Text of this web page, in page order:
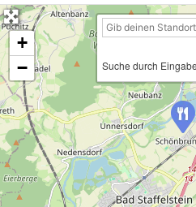
+
−
Suche durch